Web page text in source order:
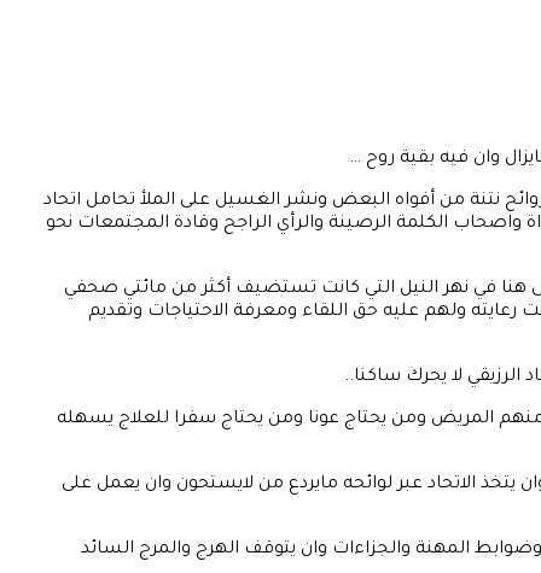
وان فيه بقية روح …
نتنة من أفواه البعض ونشر الغسيل على الملأ تحامل اتحاد
واصحاب الكلمة الرصينة والرأي الراجح وقادة المجتمعات نحو
هنا في نهر النيل التي كانت تستضيف أكثر من مائتي صحفي
رعايته ولهم عليه حق اللقاء ومعرفة الاحتياجات وتقديم
الرزيقي لا يحرك ساكنا..
المريض ومن يحتاج عونا ومن يحتاج سفرا للعلاج يسهله
الاتحاد عبر لوائحه مايردع من لايستحون وان يعمل على
المهنة والجزاءات وان يتوقف الهرج والمرج السائد